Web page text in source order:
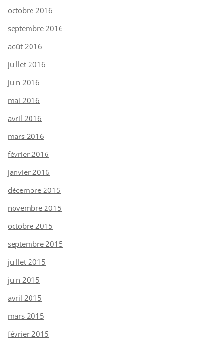
octobre 2016
septembre 2016
août 2016
juillet 2016
juin 2016
mai 2016
avril 2016
mars 2016
février 2016
janvier 2016
décembre 2015
novembre 2015
octobre 2015
septembre 2015
juillet 2015
juin 2015
avril 2015
mars 2015
février 2015